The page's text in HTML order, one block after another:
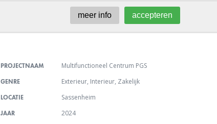
accepteren
meer info
PROJECTNAAM Multifunctioneel Centrum PGS
GENRE Exterieur, Interieur, Zakelijk
LOCATIE Sassenheim
JAAR 2024